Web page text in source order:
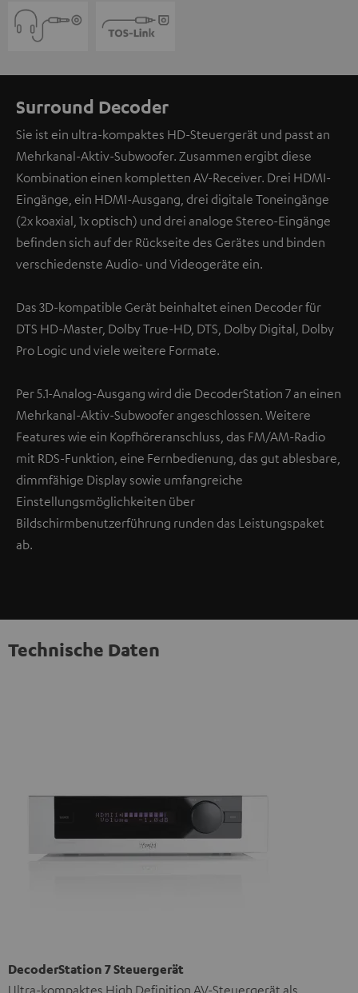
Surround Decoder
Sie ist ein ultra-kompaktes HD-Steuergerät und passt an
Mehrkanal-Aktiv-Subwoofer. Zusammen ergibt diese
Kombination einen kompletten AV-Receiver. Drei HDMI-
Eingänge, ein HDMI-Ausgang, drei digitale Toneingänge
(2x koaxial, 1x optisch) und drei analoge Stereo-Eingänge
befinden sich auf der Rückseite des Gerätes und binden
verschiedenste Audio- und Videogeräte ein.
Das 3D-kompatible Gerät beinhaltet einen Decoder für
DTS HD-Master, Dolby True-HD, DTS, Dolby Digital, Dolby
Pro Logic und viele weitere Formate.
Per 5.1-Analog-Ausgang wird die DecoderStation 7 an einen
Mehrkanal-Aktiv-Subwoofer angeschlossen. Weitere
Features wie ein Kopfhöreranschluss, das FM/AM-Radio
mit RDS-Funktion, eine Fernbedienung, das gut ablesbare,
dimmfähige Display sowie umfangreiche
Einstellungsmöglichkeiten über
Bildschirmbenutzerführung runden das Leistungspaket
ab.
Technische Daten
DecoderStation 7 Steuergerät
Ultra-kompaktes High Definition AV-Steuergerät als